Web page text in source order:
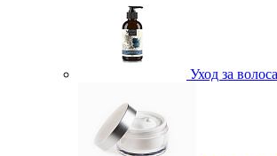
Уход за